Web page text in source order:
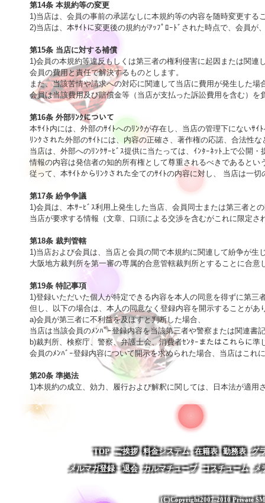
第14条 本規約等の変更
1)当店は、会員の事前の承諾なしに本規約等の内容を随時変更する
2)当店は、本ｻｲﾄに変更後の規約がｱｯﾌﾟﾛｰﾄﾞされた時点で、会員
第15条 当店に対する補償
1)会員の本規約等違反もしくは第三者の権利侵害に起因または関連
会員の費用と責任で解決するものとします。
また、当該苦情や請求への対応に関連して当店に費用が発生した
会員は当該費用及び賠償金等（当店が支払った訴訟費用を含む）
第16条 外部ﾘﾝｸについて
本ｻｲﾄ内には、外部のｻｲﾄへのﾘﾝｸが存在し、当店の管理下にないｻｲ
ﾘﾝｸされた外部のｻｲﾄには、内容の正確さ、著作権の応諾、合法性
当店は、外部へのﾘﾝｸｻｰﾋﾞｽ提供に当たっては、ｲﾝﾀｰﾈｯﾄ上で公開
情報の内容は発信者の知的所有権として尊重されるべきであるとい
従って、本ｻｲﾄからﾘﾝｸされた全てのｻｲﾄの内容に対し、 当店は一
第17条 紛争争議
1)会員は、本ｻｰﾋﾞｽ利用上発生した当店、会員同士または第三者と
当店が要求する情報（文章、口頭による交渉を含むがこれに限定
第18条 裁判管轄
1)当店および会員は、当店と会員の間で本規約に関連して紛争が生
大阪地方裁判所を第一審の専属的合意管轄裁判所とすることに合意
第19条 特記事項
1)登録いただいた個人が特定できる内容を本人の同意を得ずに第三
但し、以下の場合は、本人の同意なく登録内容を開示することがあ
a)会員が第三者に不利益を及ぼすと判断した場合、
当店は当該会員のﾒﾝﾊﾞｰ登録内容を当該第三者や警察または関連書
b)裁判所、検察庁、警察、弁護士会、消費者ｾﾝﾀｰまたはこれらに準
会員のﾒﾝﾊﾞｰ登録内容について開示を求められた場合、当店はこれ
第20条 準拠法
1)本規約の成立、効力、履行および解釈に関しては、日本法が適用
TOP ご挨拶 料金システム 在籍表 勤務表 グ
メルマガ登録・退会 カルマチューブ コスチューム メ
(C)Copyright2007-2010 Private